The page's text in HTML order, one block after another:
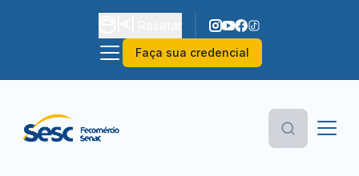
Faça sua credencial